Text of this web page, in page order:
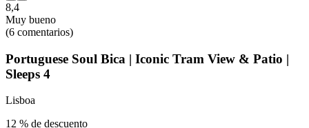
8,4
Muy bueno
(6 comentarios)
Portuguese Soul Bica | Iconic Tram View & Patio |
Sleeps 4
Lisboa
12 % de descuento